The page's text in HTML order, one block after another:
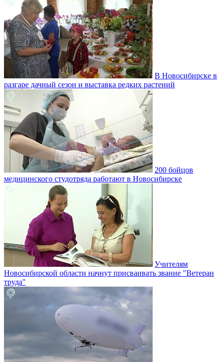
В Новосибирске в
разгаре дачный сезон и выставка редких растений
200 бойцов
медицинского студотряда работают в Новосибирске
Учителям
Новосибирской области начнут присваивать звание "Ветеран
труда"